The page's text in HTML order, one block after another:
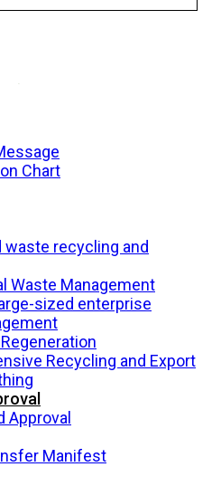
Chart
waste recycling and
Waste Management
sized enterprise
Recycling and Export
Approval
Manifest